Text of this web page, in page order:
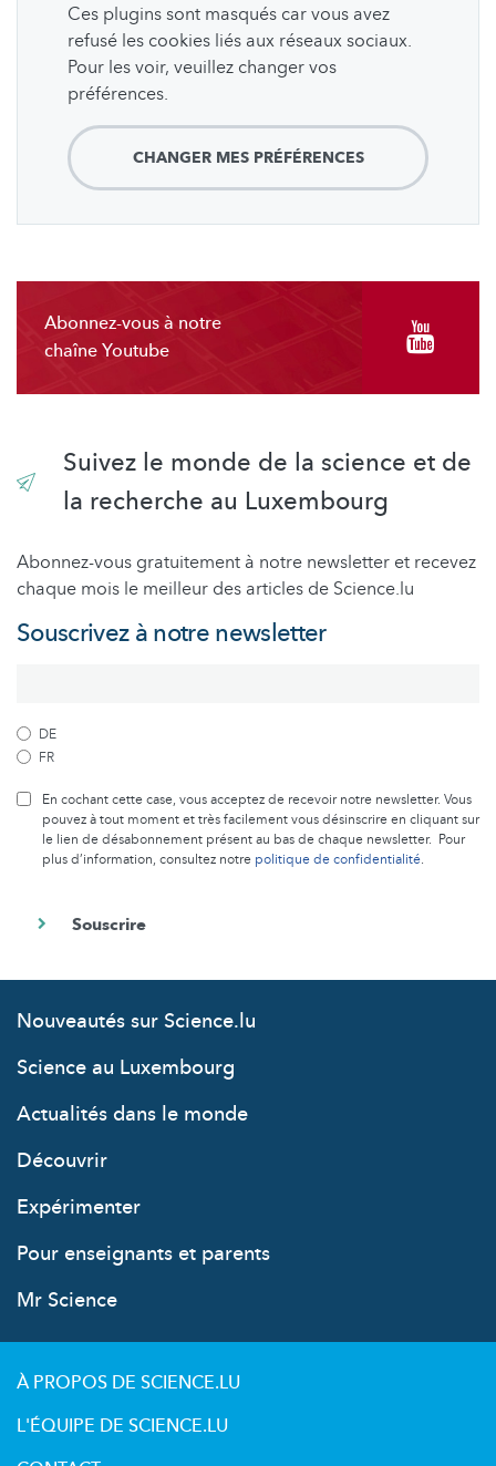
Ces plugins sont masqués car vous avez
refusé les cookies liés aux réseaux sociaux.
Pour les voir, veuillez changer vos
préférences.
CHANGER MES PRÉFÉRENCES
Abonnez-vous à notre
chaîne Youtube
Suivez le monde de la science et de
la recherche au Luxembourg
Abonnez-vous gratuitement à notre newsletter et recevez
chaque mois le meilleur des articles de Science.lu
Souscrivez à notre newsletter
DE
FR
En cochant cette case, vous acceptez de recevoir notre newsletter. Vous
pouvez à tout moment et très facilement vous désinscrire en cliquant sur
le lien de désabonnement présent au bas de chaque newsletter. Pour
plus d’information, consultez notre politique de confidentialité.
Nouveautés sur Science.lu
Science au Luxembourg
Actualités dans le monde
Découvrir
Expérimenter
Pour enseignants et parents
Mr Science
À PROPOS DE SCIENCE.LU
L'ÉQUIPE DE SCIENCE.LU